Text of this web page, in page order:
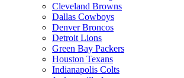
Cleveland Browns
Dallas Cowboys
Denver Broncos
Detroit Lions
Green Bay Packers
Houston Texans
Indianapolis Colts